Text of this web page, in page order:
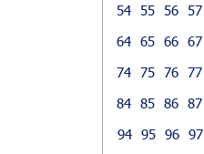
54 55 56 57
64 65 66 67
74 75 76 77
84 85 86 87
94 95 96 97